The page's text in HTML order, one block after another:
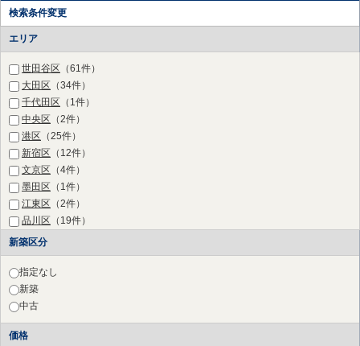
検索条件変更
エリア
世田谷区 （61件）
大田区 （34件）
千代田区 （1件）
中央区 （2件）
港区 （25件）
新宿区 （12件）
文京区 （4件）
墨田区 （1件）
江東区 （2件）
品川区 （19件）
目黒区
渋谷区（27件）
中野区（2件）
杉並区
豊島区
練馬区（1件）
三鷹市
新築区分
指定なし
新築
中古
価格